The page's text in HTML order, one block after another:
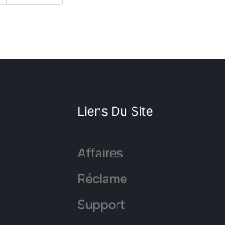
Liens Du Site
Affaires
Réclame
Support